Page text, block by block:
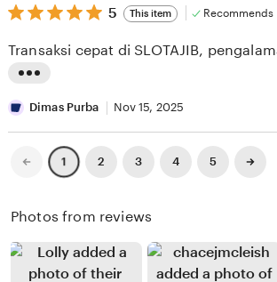
M
r
o
T
u
a
v
e
b
y
a
H
a
t
n
r
e
y
5
out
5
stars
5 This item Recommends
i
s
e
Transaksi cepat di SLOTAJIB,
Dimas Purba Nov 15, 2025
Previous
page
1 2 3 4 5
Next
page
Photos from reviews